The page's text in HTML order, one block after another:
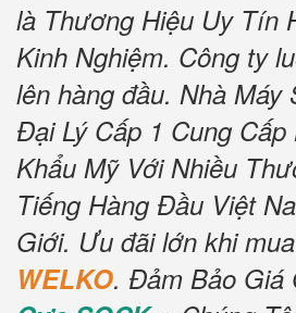
là Thương Hiệu Uy Tín
Kinh Nghiệm. Công ty
lên hàng đầu. Nhà Máy
Đại Lý Cấp 1 Cung
Khẩu Mỹ Với Nhiều
Tiếng Hàng Đầu Việt
Giới. Ưu đãi lớn khi mua
WELKO. Đảm Bảo Giá